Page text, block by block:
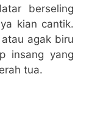
berseling
kian cantik.
agak biru
insang yang
tua.